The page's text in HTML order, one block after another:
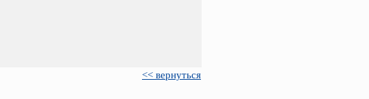
<< вернуться